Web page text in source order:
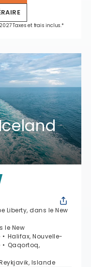
Taxes et frais inclus.*
Liberty, dans le New
le New
Halifax, Nouvelle-
Qaqortoq,
Islande